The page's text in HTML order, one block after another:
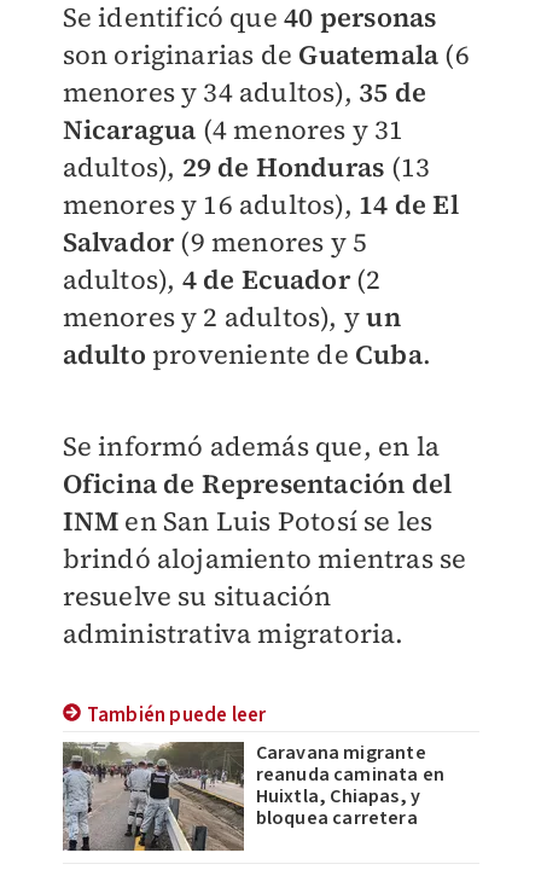
Se identificó que40 personas
son originarias de Guatemala (6
menores y 34 adultos), 35 de
Nicaragua (4 menores y 31
adultos), 29 de Honduras (13
menores y 16 adultos), 14 de El
Salvador(9 menores y 5
adultos), 4 de Ecuador(2
menores y 2 adultos), yun
adulto proveniente de Cuba.
Se informó además que, en la
Oficina de Representación del
INM en San Luis Potosí se les
brindó alojamiento mientras se
resuelve su situación
administrativa migratoria.
También puede leer
Caravana migrante
reanuda caminata en
Huixtla, Chiapas, y
bloquea carretera